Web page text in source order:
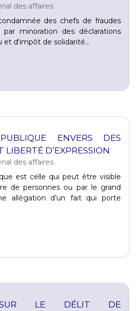
des affaires
des chefs de fraudes
minoration des déclarations
et d'impôt de solidarité...
ENVERS DES
LIBERTÉ D’EXPRESSION
des affaires
est celle qui peut être visible
de personnes ou par le grand
allégation d’un fait qui porte
SUR LE DÉLIT DE